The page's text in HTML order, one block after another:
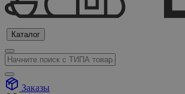
Каталог
Заказы